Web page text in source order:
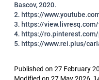
Bascov, 2020.
2. https://
3. https://
4. https://
5. https://www.rei.plus/
Published on 27 February